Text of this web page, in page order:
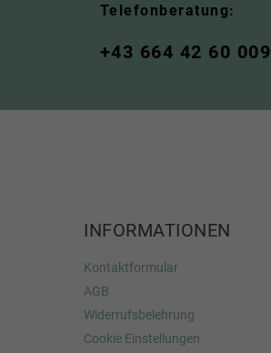
Telefonberatung:
+43 664 42 60 009
INFORMATIONEN
Kontaktformular
AGB
Widerrufsbelehrung
Cookie Einstellungen